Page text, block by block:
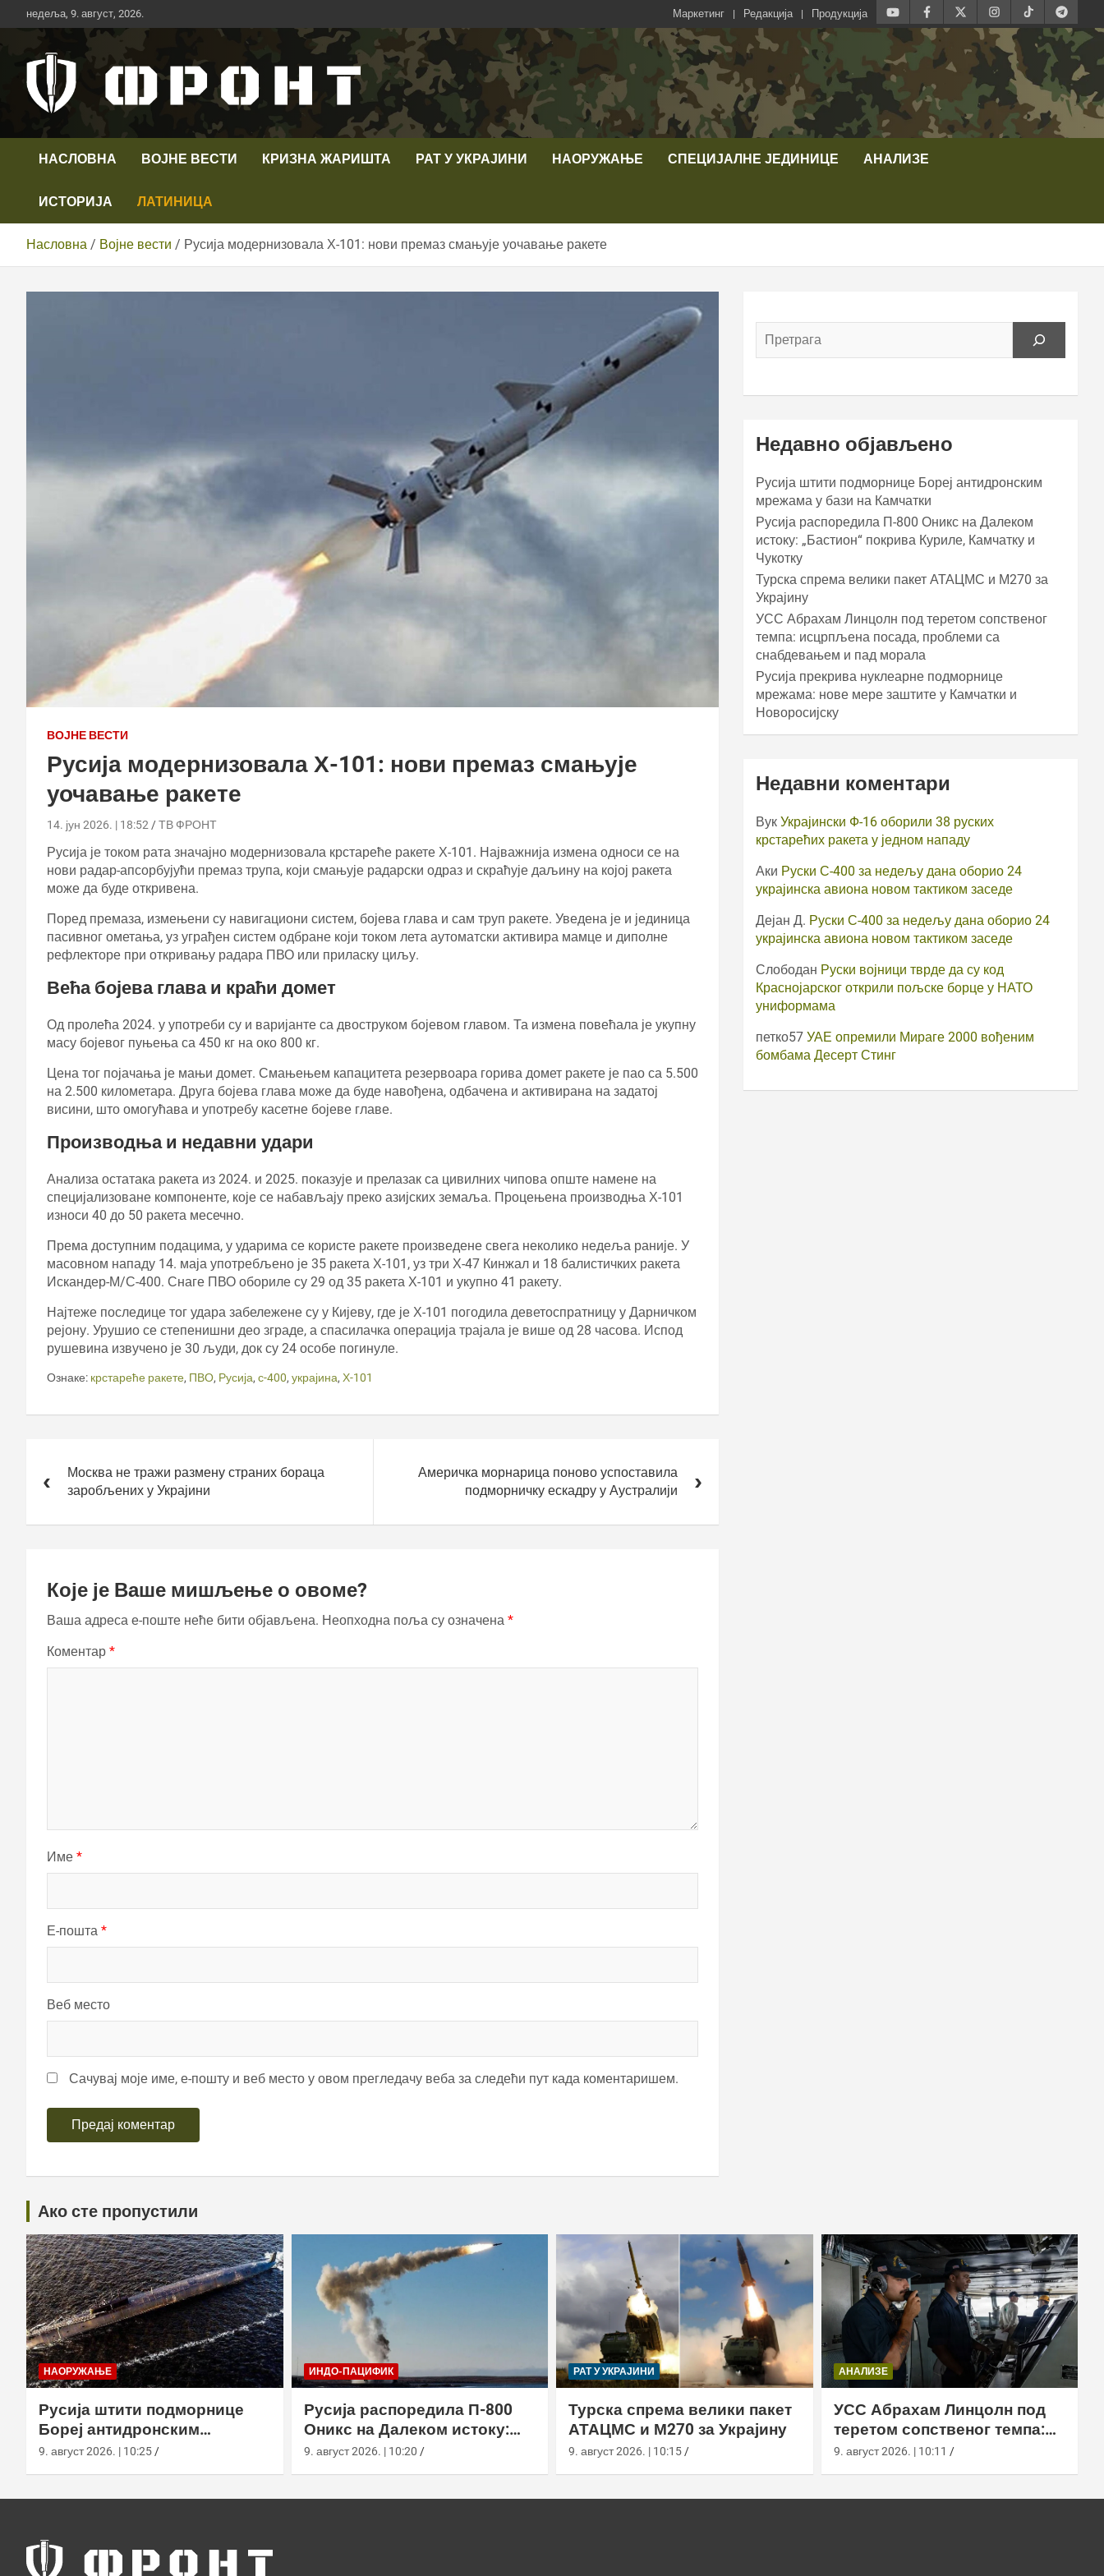
Скип
то
недеља, 9. август, 2026. Маркетинг Редакција Продукција
Телевизија ФРОНТ
НАСЛОВНА ВОЈНЕ ВЕСТИ КРИЗНА ЖАРИШТА РАТ У УКРАЈИНИ НАОРУЖАЊЕ СПЕЦИЈАЛНЕ ЈЕДИНИЦЕ АНАЛИЗЕ
ИСТОРИЈА ЛАТИНИЦА
Насловна Војне вести Русија модернизовала Х-101: нови премаз смањује уочавање ракете
ВОЈНЕ ВЕСТИ
Русија модернизовала Х-101: нови премаз смањује
уочавање ракете
14. јун 2026. | 18:52 ТВ ФРОНТ
Русија је током рата значајно модернизовала крстареће ракете Х-101. Најважнија измена односи се на
нови радар-апсорбујући премаз трупа, који смањује радарски одраз и скраћује даљину на којој ракета
може да буде откривена.
Поред премаза, измењени су навигациони систем, бојева глава и сам труп ракете. Уведена је и јединица
пасивног ометања, уз уграђен систем одбране који током лета аутоматски активира мамце и диполне
рефлекторе при откривању радара ПВО или приласку циљу.
Већа бојева глава и краћи домет
Од пролећа 2024. у употреби су и варијанте са двоструком бојевом главом. Та измена повећала је укупну
масу бојевог пуњења са 450 кг на око 800 кг.
Цена тог појачања је мањи домет. Смањењем капацитета резервоара горива домет ракете је пао са 5.500
на 2.500 километара. Друга бојева глава може да буде навођена, одбачена и активирана на задатој
висини, што омогућава и употребу касетне бојеве главе.
Производња и недавни удари
Анализа остатака ракета из 2024. и 2025. показује и прелазак са цивилних чипова опште намене на
специјализоване компоненте, које се набављају преко азијских земаља. Процењена производња Х-101
износи 40 до 50 ракета месечно.
Према доступним подацима, у ударима се користе ракете произведене свега неколико недеља раније. У
масовном нападу 14. маја употребљено је 35 ракета Х-101, уз три Х-47 Кинжал и 18 балистичких ракета
Искандер-М/С-400. Снаге ПВО обориле су 29 од 35 ракета Х-101 и укупно 41 ракету.
Најтеже последице тог удара забележене су у Кијеву, где је Х-101 погодила деветоспратницу у Дарничком
рејону. Урушио се степенишни део зграде, а спасилачка операција трајала је више од 28 часова. Испод
рушевина извучено је 30 људи, док су 24 особе погинуле.
Ознаке: крстареће ракете, ПВО, Русија, с-400, украјина, Х-101
чланкаМосква не тражи размену страних бораца
заробљених у Украјини
Америчка морнарица поново успоставила
подморничку ескадру у Аустралији
Које је Ваше мишљење о овоме?
Ваша адреса е-поште неће бити објављена. Неопходна поља су означена *
Коментар *
Име *
Е-пошта *
Веб место
Сачувај моје име, е-пошту и веб место у овом прегледачу веба за следећи пут када коментаришем.
Недавно објављено
Русија штити подморнице Бореј антидронским
мрежама у бази на Камчатки
Русија распоредила П-800 Оникс на Далеком
истоку: „Бастион“ покрива Куриле, Камчатку и
Чукотку
Турска спрема велики пакет АТАЦМС и М270 за
Украјину
УСС Абрахам Линцолн под теретом сопственог
темпа: исцрпљена посада, проблеми са
снабдевањем и пад морала
Русија прекрива нуклеарне подморнице
мрежама: нове мере заштите у Камчатки и
Новоросијску
Недавни коментари
Вук Украјински Ф-16 оборили 38 руских
крстарећих ракета у једном нападу
Аки Руски С-400 за недељу дана оборио 24
украјинска авиона новом тактиком заседе
Дејан Д. Руски С-400 за недељу дана оборио 24
украјинска авиона новом тактиком заседе
Слободан Руски војници тврде да су код
Краснојарског открили пољске борце у НАТО
униформама
петко57 УАЕ опремили Мираге 2000 вођеним
бомбама Десерт Стинг
Ако сте пропустили
НАОРУЖАЊЕ
Русија штити подморнице
Бореј антидронским
мрежама у бази на Камчатки
9. август 2026. | 10:25
ИНДО-ПАЦИФИК
Русија распоредила П-800
Оникс на Далеком истоку:
„Бастион“ покрива Куриле,
9. август 2026. | 10:20
РАТ У УКРАЈИНИ
Турска спрема велики пакет
АТАЦМС и М270 за Украјину
9. август 2026. | 10:15
АНАЛИЗЕ
УСС Абрахам Линцолн под
теретом сопственог темпа:
исцрпљена посада,
9. август 2026. | 10:11